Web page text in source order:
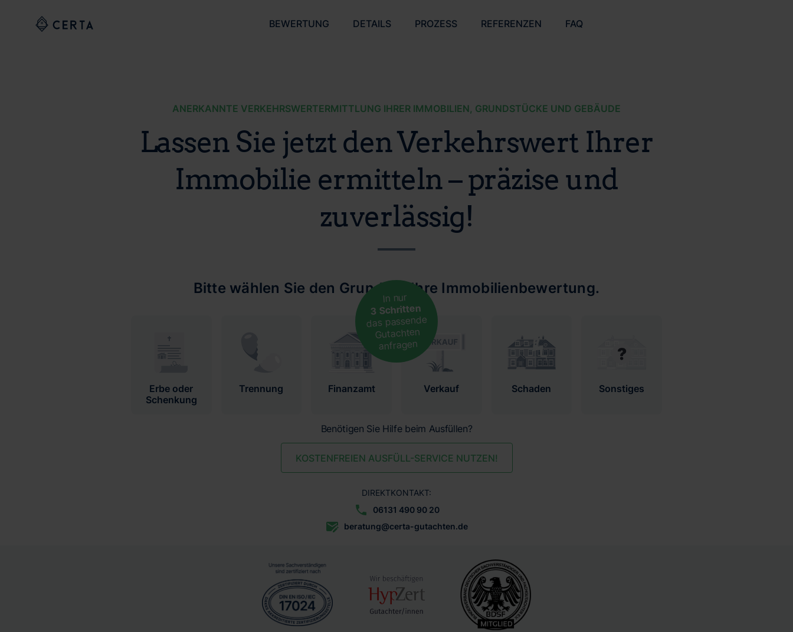
BEWERTUNG DETAILS PROZESS REFERENZEN FAQ
ANERKANNTE VERKEHRSWERTERMITTLUNG IHRER IMMOBILIEN, GRUNDSTÜCKE UND GEBÄUDE
Lassen Sie jetzt den Verkehrswert Ihrer
Immobilie ermitteln – präzise und
zuverlässig!
Bitte wählen Sie den Grund für Ihre Immobilienbewertung.
Erbe oder
Schenkung
Trennung Finanzamt Verkauf Schaden Sonstiges
Benötigen Sie Hilfe beim Ausfüllen?
KOSTENFREIEN AUSFÜLL-SERVICE NUTZEN!
In nur
3 Schritten
das passende
Gutachten
anfragen
DIREKTKONTAKT:
06131 490 90 20
beratung@certa-gutachten.de